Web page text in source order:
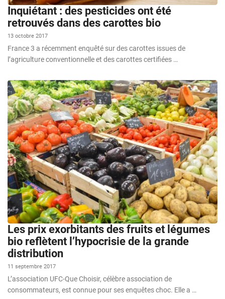
Inquiétant : des pesticides ont été
retrouvés dans des carottes bio
13 octobre 2017
France 3 a récemment enquêté sur des carottes issues de
l’agriculture conventionnelle et des carottes certifiées …
Les prix exorbitants des fruits et légumes
bio reflètent l’hypocrisie de la grande
distribution
11 septembre 2017
L’association UFC-Que Choisir, célèbre association de
consommateurs, est connue pour ses enquêtes choc. Elle a …